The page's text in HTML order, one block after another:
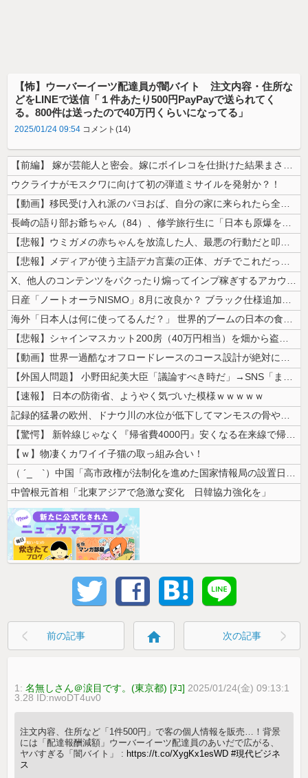
【怖】ウーバーイーツ配達員が闇バイト 注文内容・住所な
どをLINEで送信「１件あたり500円PayPayで送られてく
る。800件は送ったので40万円くらいになってる」
2025/01/24 09:54 コメント(14)
【前編】 嫁が芸能人と密会。嫁にボイレコを仕掛けた結果まさかの
ウクライナがモスクワに向けて初の弾道ミサイルを発射か？！
【動画】移民受け入れ派のパヨおば、自分の家に来られたら全力で拒否るｗｗ...
長崎の語り部お爺ちゃん（84）、修学旅行生に「日本も原爆を持たないと負...
【悲報】ウミガメの赤ちゃんを放流した人、最悪の行動だと叩かれるｗｗｗｗ
【悲報】メディアが使う主語デカ言葉の正体、ガチでこれだったｗｗｗｗ
X、他人のコンテンツをパクったり煽ってインプ稼ぎするアカウントの収益化...
日産「ノートオーラNISMO」8月に改良か？ ブラック仕様追加の可能性
海外「日本人は何に使ってるんだ？」 世界的ブームの日本の食品、買ってみ...
【悲報】シャインマスカット200房（40万円相当）を畑から盗んだ男を逮...
【動画】世界一過酷なオフロードレースのコース設計が絶対におかしい（笑）
【外国人問題】 小野田紀美大臣「議論すべき時だ」→SNS「まだ議論もし...
【速報】 日本の防衛省、ようやく気づいた模様ｗｗｗｗｗ
記録的猛暑の欧州、ドナウ川の水位が低下してマンモスの骨や沈没したドイツ...
【驚愕】 新幹線じゃなく『帰省費4000円』安くなる在来線で帰省した結...
【ｗ】物凄くカワイイ子猫の取っ組み合い！
（ ´_ゝ`）中国「高市政権が法制化を進めた国家情報局の設置日が7月3...
中曽根元首相「北東アジアで急激な変化 日韓協力強化を」
前の記事 home 次の記事
1:名無しさん＠涙目です。(東京都) [ﾇｺ] 2025/01/24(金) 09:13:1
3.28 ID:nwoDT4uv0
注文内容、住所など「1件500円」で客の個人情報を販売…！背景
には「配達報酬減額」ウーバーイーツ配達員のあいだで広がる、
ヤバすぎる「闇バイト」 : https://t.co/XygKx1esWD #現代ビジネ
ス